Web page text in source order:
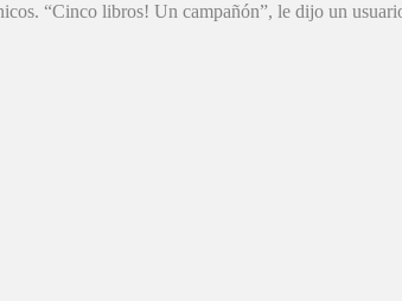
“Cinco libros! Un campañón”, le dijo un